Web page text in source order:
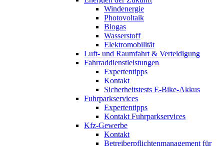
Windenergie
Photovoltaik
Biogas
Wasserstoff
Elektromobilität
Luft- und Raumfahrt & Verteidigung
Fahrraddienstleistungen
Expertentipps
Kontakt
Sicherheitstests E-Bike-Akkus
Fuhrparkservices
Expertentipps
Kontakt Fuhrparkservices
Kfz-Gewerbe
Kontakt
Betreiberpflichtenmanagement für